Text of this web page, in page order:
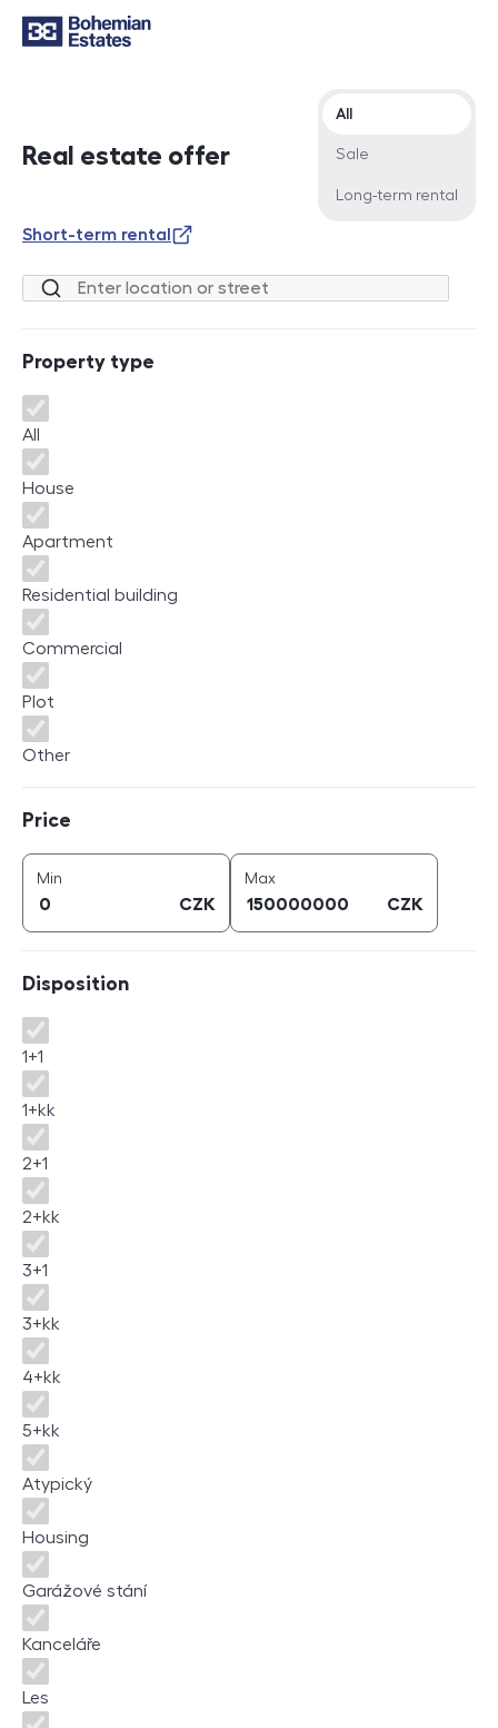
Real estate offer
Offer type
All
Sale
Long-term rental
Short-term rental
Location or street
Property type
Property type
All
House
Apartment
Residential building
Commercial
Plot
Other
Price
Min
CZK
Maxprice (
CZK
Disposition
Disposition
1+1
1+kk
2+1
2+kk
3+1
3+kk
4+kk
5+kk
Atypický
Housing
Garážové stání
Kanceláře
Les